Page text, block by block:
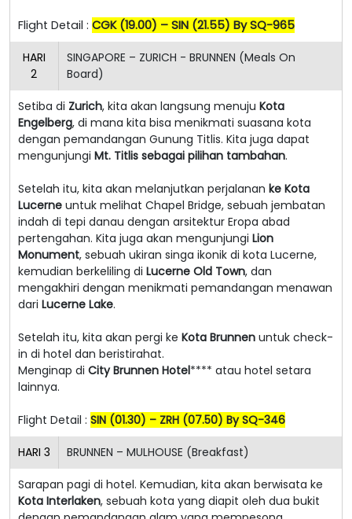
Flight Detail : CGK (19.00) – SIN (21.55) By SQ-965
HARI
2
SINGAPORE – ZURICH - BRUNNEN (Meals On
Board)
Setiba di Zurich, kita akan langsung menuju Kota
Engelberg, di mana kita bisa menikmati suasana kota
dengan pemandangan Gunung Titlis. Kita juga dapat
mengunjungi Mt. Titlis sebagai pilihan tambahan.
Setelah itu, kita akan melanjutkan perjalanan ke Kota
Lucerne untuk melihat Chapel Bridge, sebuah jembatan
indah di tepi danau dengan arsitektur Eropa abad
pertengahan. Kita juga akan mengunjungi Lion
Monument, sebuah ukiran singa ikonik di kota Lucerne,
kemudian berkeliling di Lucerne Old Town, dan
mengakhiri dengan menikmati pemandangan menawan
dari Lucerne Lake.
Setelah itu, kita akan pergi ke Kota Brunnen untuk check-
in di hotel dan beristirahat.
Menginap di City Brunnen Hotel**** atau hotel setara
lainnya.
Flight Detail : SIN (01.30) – ZRH (07.50) By SQ-346
HARI 3 BRUNNEN – MULHOUSE (Breakfast)
Sarapan pagi di hotel. Kemudian, kita akan berwisata ke
Kota Interlaken, sebuah kota yang diapit oleh dua bukit